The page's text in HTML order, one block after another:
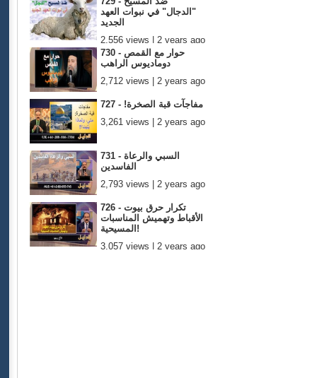
"الدجال" في نبوات العهد
الجديد
2,556 views | 2 years ago
730 - حوار مع القمص
دوماديوس الراهب
2,712 views | 2 years ago
727 - !مفاجآت قبة الصخرة
3,261 views | 2 years ago
731 - السبي والرعاة
الفاسدين
2,793 views | 2 years ago
726 - تكرار حرق بيوت
الأقباط وتهميش المناسبات
المسيحية!
3,057 views | 2 years ago